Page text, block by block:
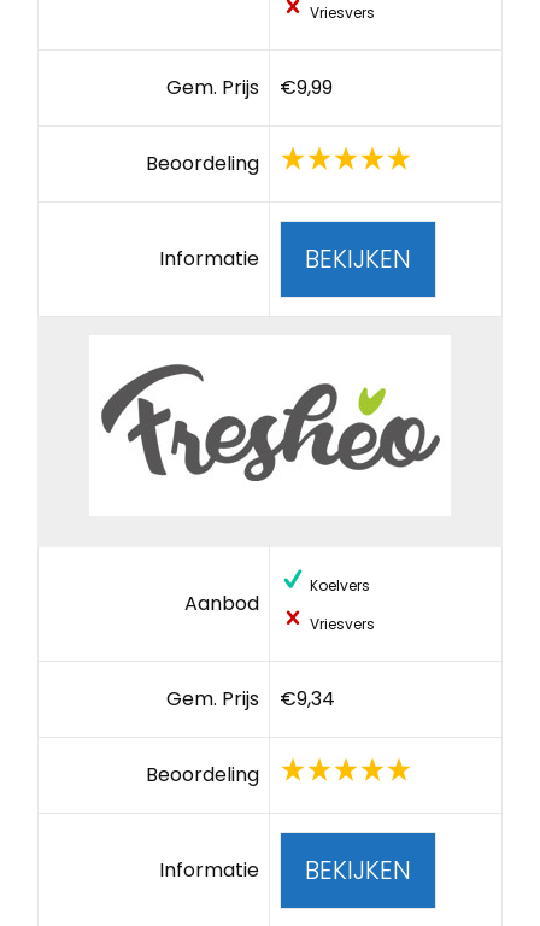
Vriesvers
Gem. Prijs €9,99
Beoordeling
Informatie BEKIJKEN
Aanbod
Koelvers
Vriesvers
Gem. Prijs €9,34
Beoordeling
Informatie BEKIJKEN